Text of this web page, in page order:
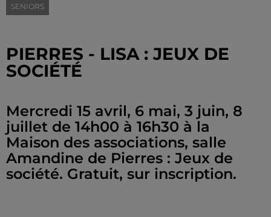
SENIORS
PIERRES - LISA : JEUX DE
SOCIÉTÉ
Mercredi 15 avril, 6 mai, 3 juin, 8
juillet de 14h00 à 16h30 à la
Maison des associations, salle
Amandine de Pierres : Jeux de
société. Gratuit, sur inscription.